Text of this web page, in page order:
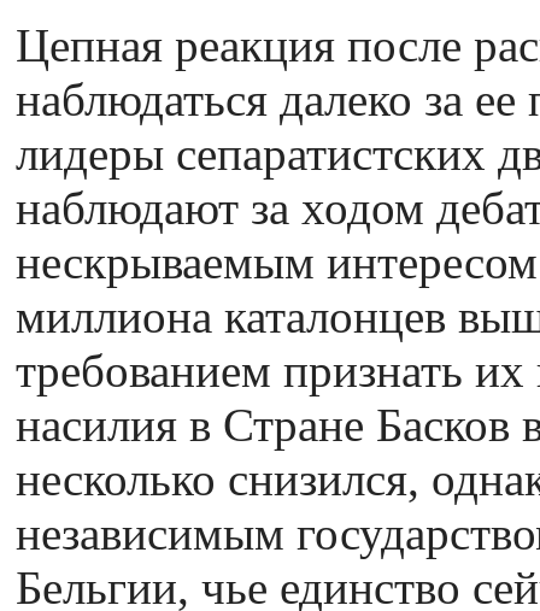
Цепная реакция после
наблюдаться далеко за
лидеры сепаратистских
наблюдают за ходом
нескрываемым
миллиона каталонцев
требованием признать
насилия в Стране Басков
несколько снизился,
независимым
Бельгии, чье единство